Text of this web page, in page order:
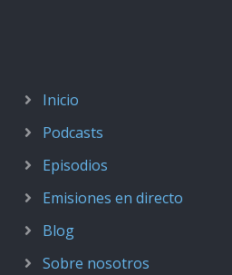
Inicio
Podcasts
Episodios
Emisiones en directo
Blog
Sobre nosotros